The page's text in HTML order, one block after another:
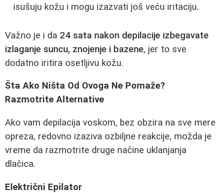
isušuju kožu i mogu izazvati još veću iritaciju.
Važno je i da 24 sata nakon depilacije izbegavate
izlaganje suncu, znojenje i bazene, jer to sve
dodatno iritira osetljivu kožu.
Šta Ako Ništa Od Ovoga Ne Pomaže?
Razmotrite Alternative
Ako vam depilacija voskom, bez obzira na sve mere
opreza, redovno izaziva ozbiljne reakcije, možda je
vreme da razmotrite druge načine uklanjanja
dlačica.
Električni Epilator